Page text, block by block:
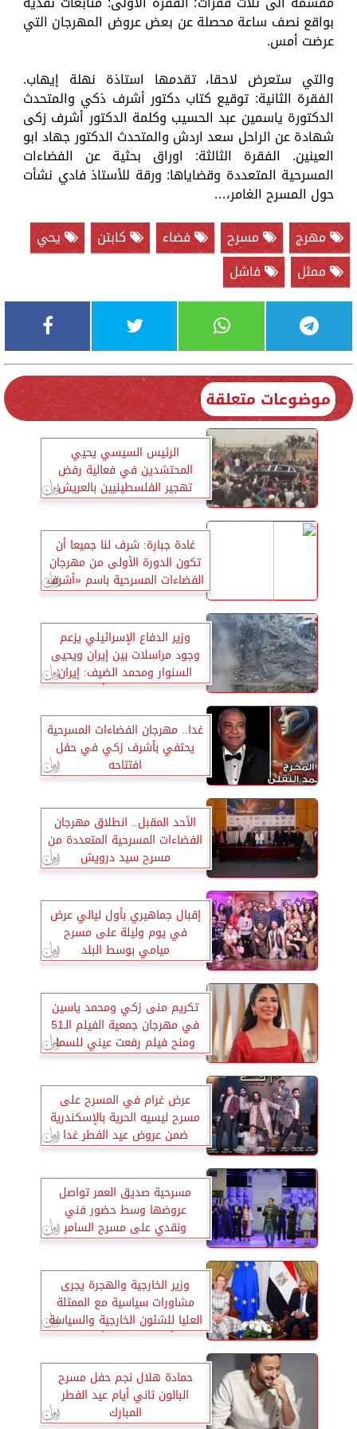
بواقع نصف ساعة محصلة عن بعض عروض المهرجان التي
عرضت أمس.
والتي ستعرض لاحقا، تقدمها استاذة نهلة إيهاب.
الفقرة الثانية: توقيع كتاب دكتور أشرف ذكي والمتحدث
الدكتورة ياسمين عبد الحسيب وكلمة الدكتور أشرف زكى
شهادة عن الراحل سعد اردش والمتحدث الدكتور جهاد ابو
العينين. الفقرة الثالثة: اوراق بحثية عن الفضاءات
المسرحية المتعددة وقضاياها: ورقة للأستاذ فادي نشأت
حول المسرح الغامر،…
مهرج
مسرح فضاء كابتن
يحي
ممثل
فاشل
موضوعات متعلقة
الرئيس السيسي يحيي
المحتشدين في فعالية رفض
تهجير الفلسطينيين بالعريش
غادة جبارة: شرف لنا جميعا أن
تكون الدورة الأولى من مهرجان
الفضاءات المسرحية باسم «أشرف
زكي»
وزير الدفاع الإسرائيلي يزعم
وجود مراسلات بين إيران ويحيى
السنوار ومحمد الضيف: إيران
دعمت خطة 7 أكتوبر
غدا.. مهرجان الفضاءات المسرحية
يحتفي بأشرف زكي في حفل
افتتاحه
الأحد المقبل.. انطلاق مهرجان
الفضاءات المسرحية المتعددة من
مسرح سيد درويش
إقبال جماهيري بأول ليالي عرض
في يوم وليلة على مسرح
ميامي بوسط البلد
تكريم منى زكي ومحمد ياسين
في مهرجان جمعية الفيلم الـ51
ومنح فيلم رفعت عيني للسما
شهادة تقدير
عرض غرام في المسرح على
مسرح ليسيه الحرية بالإسكندرية
ضمن عروض عيد الفطر غدا
مسرحية صديق العمر تواصل
عروضها وسط حضور فني
ونقدي على مسرح السامر
وزير الخارجية والهجرة يجرى
مشاورات سياسية مع الممثلة
العليا للشئون الخارجية والسياسة
الأمنية للاتحاد الأوروبي
حمادة هلال نجم حفل مسرح
البالون ثاني أيام عيد الفطر
المبارك